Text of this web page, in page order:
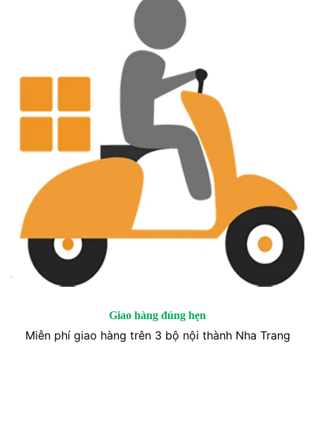
Giao hàng đúng hẹn
Miễn phí giao hàng trên 3 bộ nội thành Nha Trang